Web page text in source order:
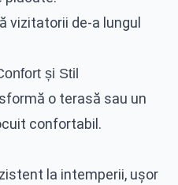
vizitatorii de-a lungul
și Stil
o terasă sau un
confortabil.
la intemperii, ușor